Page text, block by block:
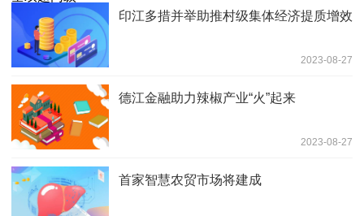
印江多措并举助推村级集体经济提质增效
2023-08-27
德江金融助力辣椒产业“火”起来
2023-08-27
首家智慧农贸市场将建成